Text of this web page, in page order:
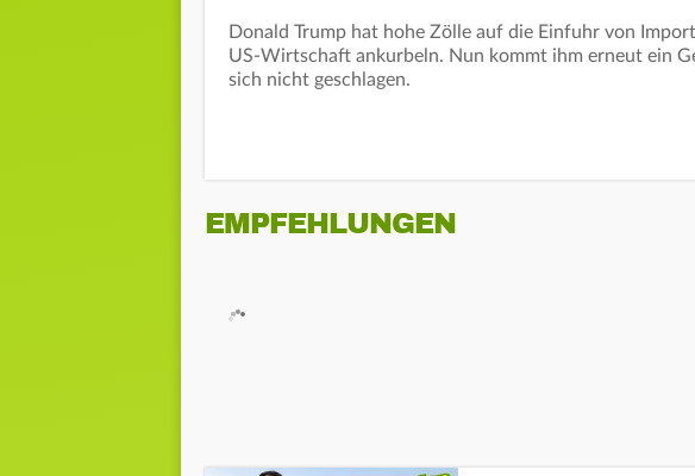
Donald Trump hat hohe Zölle auf die Einfuhr von
US-Wirtschaft ankurbeln. Nun kommt ihm erneut ein
sich nicht geschlagen.
EMPFEHLUNGEN